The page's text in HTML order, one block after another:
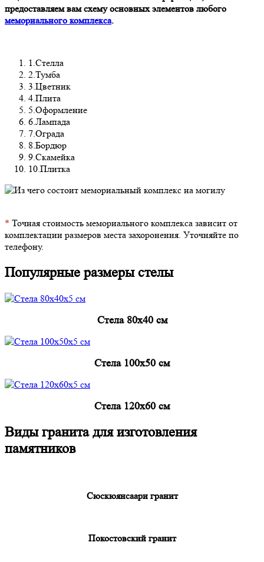
предоставляем вам схему основных элементов любого
мемориального комплекса.
1.Стелла
2.Тумба
3.Цветник
4.Плита
5.Оформление
6.Лампада
7.Ограда
8.Бордюр
9.Скамейка
10.Плитка
* Точная стоимость мемориального комплекса зависит от
комплектации размеров места захоронения. Уточняйте по
телефону.
Популярные размеры стелы
Cтела 80x40 см
Cтела 100x50 см
Cтела 120x60 см
Виды гранита для изготовления
памятников
Сюскюянсаари гранит
Покостовский гранит